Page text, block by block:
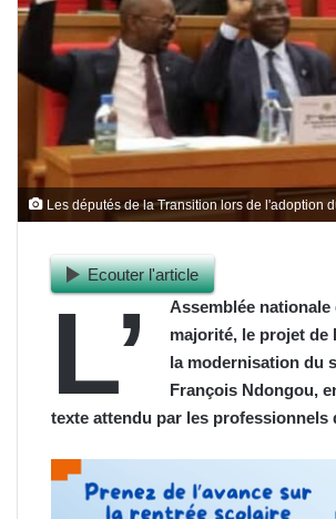
Les députés de la Transition lors de l'adoption
Ecouter l'article
L’
Assemblée nationale
majorité, le projet
la modernisation du
François Ndongou,
texte attendu par les professionnels